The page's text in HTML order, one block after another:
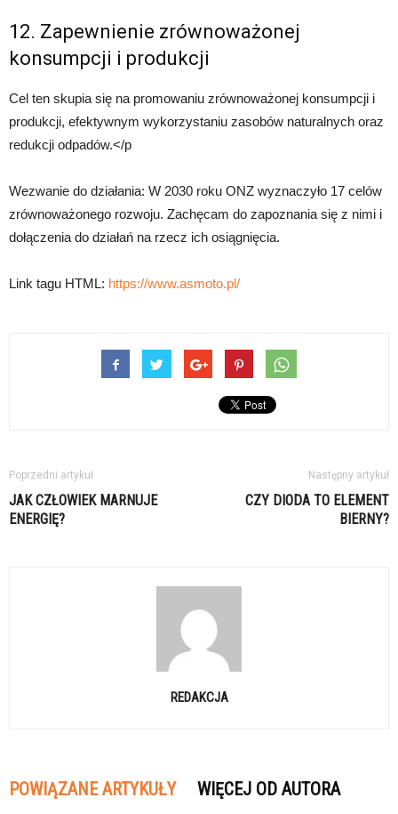
12. Zapewnienie zrównoważonej
konsumpcji i produkcji
Cel ten skupia się na promowaniu zrównoważonej konsumpcji i
produkcji, efektywnym wykorzystaniu zasobów naturalnych oraz
redukcji odpadów.</p
Wezwanie do działania: W 2030 roku ONZ wyznaczyło 17 celów
zrównoważonego rozwoju. Zachęcam do zapoznania się z nimi i
dołączenia do działań na rzecz ich osiągnięcia.
Link tagu HTML: https://www.asmoto.pl/
Poprzedni artykuł
JAK CZŁOWIEK MARNUJE
ENERGIĘ?
Następny artykuł
CZY DIODA TO ELEMENT
BIERNY?
REDAKCJA
POWIĄZANE ARTYKUŁY WIĘCEJ OD AUTORA